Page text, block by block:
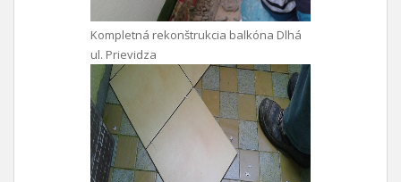
Kompletná rekonštrukcia balkóna Dlhá
ul. Prievidza